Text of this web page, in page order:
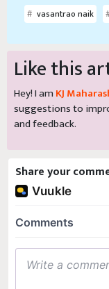
vasantrao naik
Like this
Hey! I am KJ
suggestions to
and feedback.
Share your